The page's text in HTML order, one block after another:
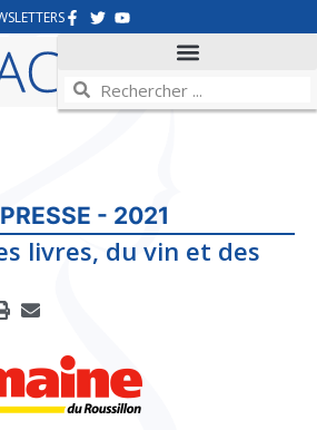
- 2021
livres, du vin et des